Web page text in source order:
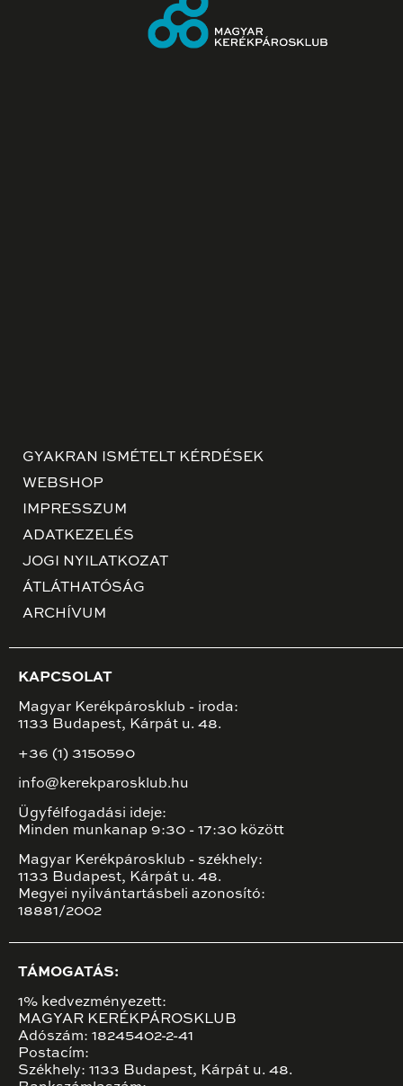
GYAKRAN ISMÉTELT KÉRDÉSEK
WEBSHOP
IMPRESSZUM
ADATKEZELÉS
JOGI NYILATKOZAT
ÁTLÁTHATÓSÁG
ARCHÍVUM
KAPCSOLAT
Magyar Kerékpárosklub - iroda:
1133 Budapest, Kárpát u. 48.
+36 (1) 3150590
info@kerekparosklub.hu
Ügyfélfogadási ideje:
Minden munkanap 9:30 - 17:30 között
Magyar Kerékpárosklub - székhely:
1133 Budapest, Kárpát u. 48.
Megyei nyilvántartásbeli azonosító:
18881/2002
TÁMOGATÁS:
1% kedvezményezett:
MAGYAR KERÉKPÁROSKLUB
Adószám: 18245402-2-41
Postacím:
Székhely: 1133 Budapest, Kárpát u. 48.